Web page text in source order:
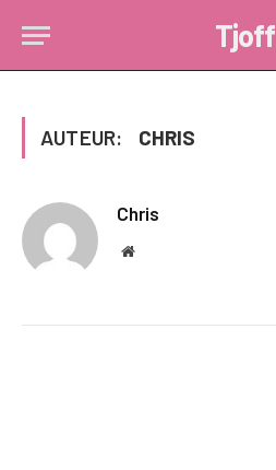
Tjoff
AUTEUR: CHRIS
Chris
Website